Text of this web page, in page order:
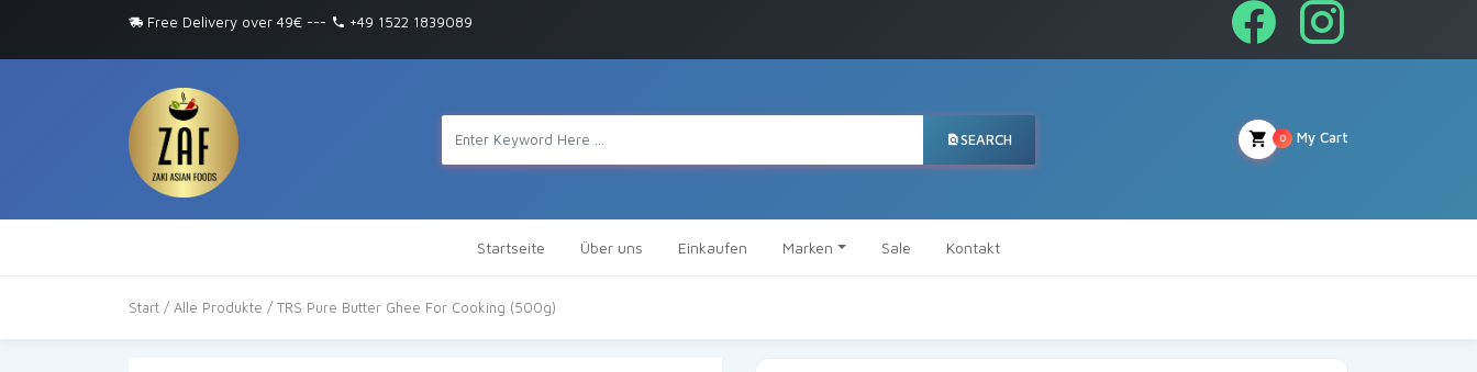
Free Delivery over 49€ --- +49 1522 1839089
SEARCH My Cart
0
Startseite Über uns Einkaufen Marken Sale Kontakt
Start / Alle Produkte / TRS Pure Butter Ghee For Cooking (500g)